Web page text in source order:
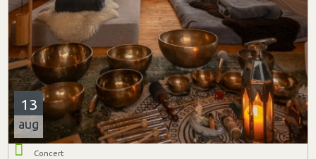
13
aug
Concert